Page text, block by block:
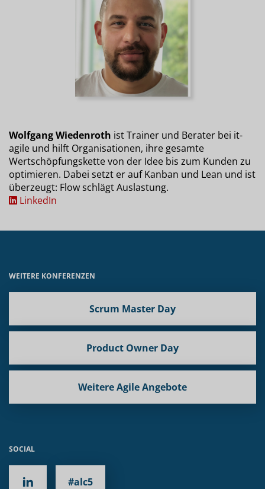
Wolfgang Wiedenroth ist Trainer und Berater bei it-
agile und hilft Organisationen, ihre gesamte
Wertschöpfungskette von der Idee bis zum Kunden zu
optimieren. Dabei setzt er auf Kanban und Lean und ist
überzeugt: Flow schlägt Auslastung.
LinkedIn
WEITERE KONFERENZEN
Scrum Master Day
Product Owner Day
Weitere Agile Angebote
SOCIAL
#alc5